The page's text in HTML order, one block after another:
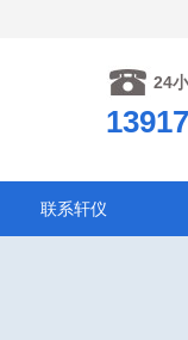
24
联系轩仪